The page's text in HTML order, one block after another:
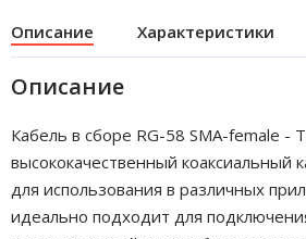
Описание Характеристики
Описание
Кабель в сборе RG-58 SMA-female -
высококачественный коаксиальный
для использования в различных
идеально подходит для